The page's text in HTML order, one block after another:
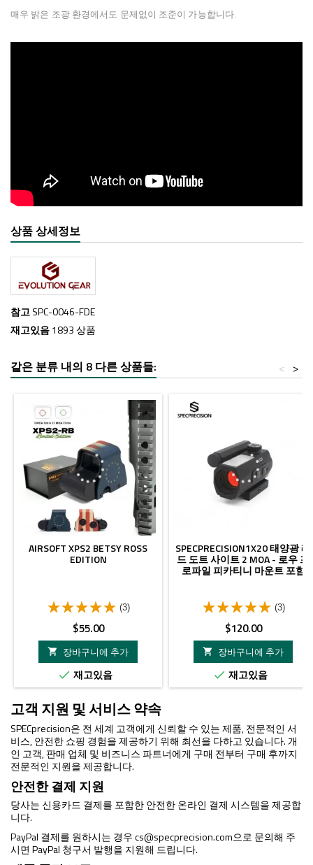
매우 밝은 조광 환경에서도 문제없이 조준이 가능합니다.
상품 상세정보
참고SPC-0046-FDE
재고있음1893 상품
같은 분류 내의 8 다른 상품들: >
<
AIRSOFT XPS2 BETSY ROSS
EDITION
(3)
가
격
$55.00

장바구니에 추가
 재고있음
SPECPRECISION1X20 태양광 레
드 도트 사이트 2 MOA - 로우 프
로파일 피카티니 마운트 포함
(3)
가
격
$120.00

장바구니에 추가
 재고있음
고객 지원 및 서비스 약속
SPECprecision은 전 세계 고객에게 신뢰할 수 있는 제품, 전문적인 서
비스, 안전한 쇼핑 경험을 제공하기 위해 최선을 다하고 있습니다. 개
인 고객, 판매 업체 및 비즈니스 파트너에게 구매 전부터 구매 후까지
전문적인 지원을 제공합니다.
안전한 결제 지원
당사는 신용카드 결제를 포함한 안전한 온라인 결제 시스템을 제공합
니다.
PayPal 결제를 원하시는 경우cs@specprecision.com으로 문의해 주
시면 PayPal 청구서 발행을 지원해 드립니다.